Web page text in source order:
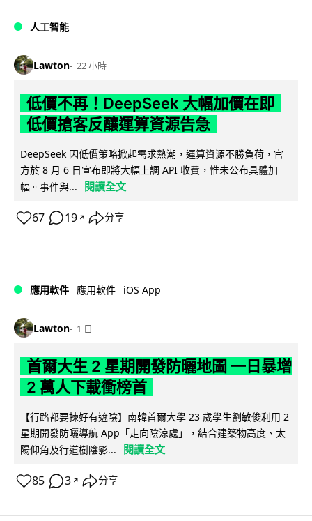
人工智能
Lawton 22 小時
低價不再！DeepSeek 大幅加價在即
低價搶客反釀運算資源告急
DeepSeek 因低價策略掀起需求熱潮，運算資源不勝負荷，官
方於 8 月 6 日宣布即將大幅上調 API 收費，惟未公布具體加
幅。事件與...
閱讀全文
67 19 ↗ 分享
應用軟件 應用軟件 iOS App
Lawton 1 日
首爾大生 2 星期開發防曬地圖 一日暴增
2 萬人下載衝榜首
【行路都要揀好有遮陰】南韓首爾大學 23 歲學生劉敏俊利用 2
星期開發防曬導航 App「走向陰涼處」，結合建築物高度、太
陽仰角及行道樹陰影...
閱讀全文
85 3 ↗ 分享